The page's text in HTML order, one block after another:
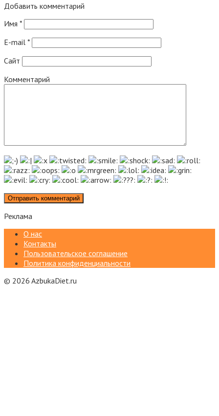
Добавить комментарий
Имя *
E-mail *
Сайт
Комментарий
Реклама
О нас
Контакты
Пользовательское соглашение
Политика конфиденциальности
© 2026 AzbukaDiet.ru